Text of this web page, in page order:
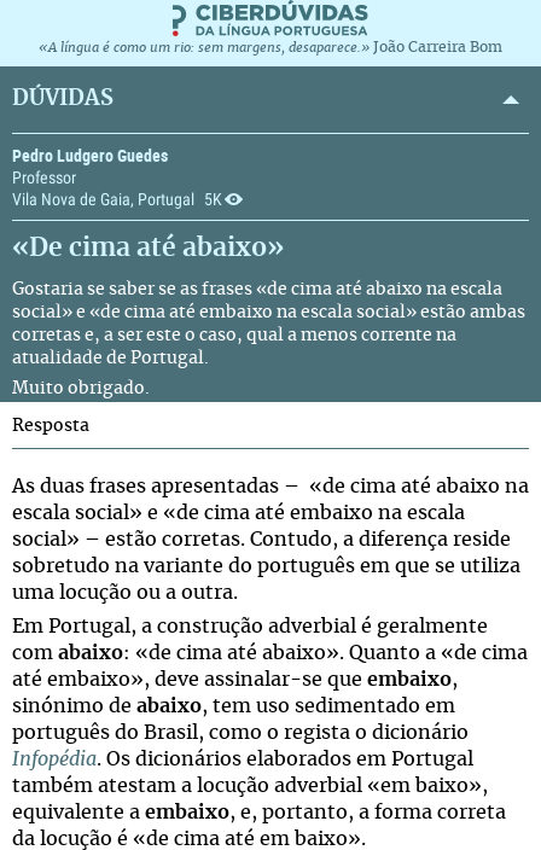
«A língua é como um rio: sem margens, desaparece.» João Carreira Bom
DÚVIDAS
Pedro Ludgero Guedes
Professor
Vila Nova de Gaia, Portugal
5K
«De cima até abaixo»
Gostaria se saber se as frases «de cima até abaixo na escala
social» e «de cima até embaixo na escala social» estão ambas
corretas e, a ser este o caso, qual a menos corrente na
atualidade de Portugal.
Muito obrigado.
Resposta
As duas frases apresentadas – «de cima até abaixo na
escala social» e «de cima até embaixo na escala
social» – estão corretas. Contudo, a diferença reside
sobretudo na variante do português em que se utiliza
uma locução ou a outra.
Em Portugal, a construção adverbial é geralmente
com abaixo: «de cima até abaixo». Quanto a «de cima
até embaixo», deve assinalar-se que embaixo,
sinónimo de abaixo, tem uso sedimentado em
português do Brasil, como o regista o dicionário
Infopédia. Os dicionários elaborados em Portugal
também atestam a locução adverbial «em baixo»,
equivalente a embaixo, e, portanto, a forma correta
da locução é «de cima até em baixo».